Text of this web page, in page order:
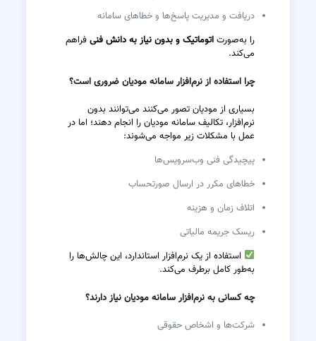
دریافت و مدیریت پاسخ‌ها و خطاهای سامانه
را به‌صورت اتوماتیک و بدون نیاز به دانش فنیفراهم
می‌کند.
چرا استفاده از نرم‌افزار سامانه مودیان ضروری است؟
بسیاری از مودیان تصور می‌کنند می‌توانند بدون
نرم‌افزار، تکالیف سامانه مودیان را انجام دهند؛ اما در
عمل با مشکلات زیر مواجه می‌شوند:
پیچیدگی فنی وب‌سرویس‌ها
خطاهای مکرر در ارسال صورتحساب
اتلاف زمان و هزینه
ریسک جریمه مالیاتی
استفاده از یک نرم‌افزار استاندارد، این چالش‌ها را
به‌طور کامل برطرف می‌کند.
چه کسانی به نرم‌افزار سامانه مودیان نیاز دارند؟
شرکت‌ها و اشخاص حقوقی